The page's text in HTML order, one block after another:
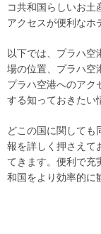
コ共和国らしいお土
アクセスが便利なホ
以下では、プラハ空
場の位置、プラハ空
プラハ空港へのアク
する知っておきたい
どこの国に関しても
報を詳しく押さえて
てきます。便利で充
和国をより効率的に